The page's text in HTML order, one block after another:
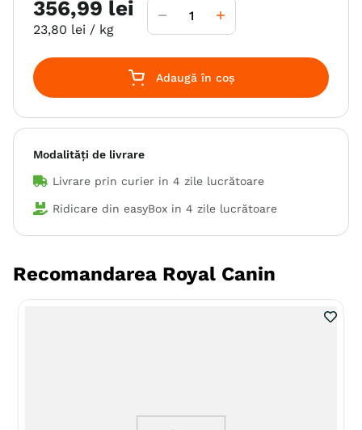
356,99 lei
23,80 lei / kg
Adaugă în coș
Modalități de livrare
Livrare prin curier in 4 zile lucrătoare
Ridicare din easyBox in 4 zile lucrătoare
Recomandarea Royal Canin